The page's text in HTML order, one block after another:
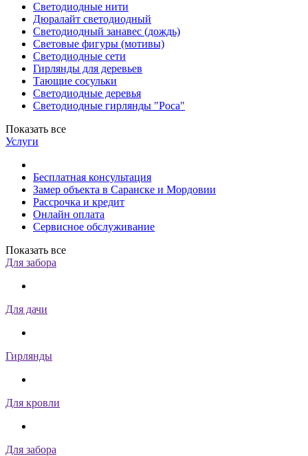
Светодиодные нити
Дюралайт светодиодный
Светодиодный занавес (дождь)
Световые фигуры (мотивы)
Светодиодные сети
Гирлянды для деревьев
Тающие сосульки
Светодиодные деревья
Светодиодные гирлянды "Роса"
Показать все
Услуги
Бесплатная консультация
Замер объекта в Саранске и Мордовии
Рассрочка и кредит
Онлайн оплата
Сервисное обслуживание
Показать все
Для забора
Для дачи
Гирлянды
Для кровли
Для забора